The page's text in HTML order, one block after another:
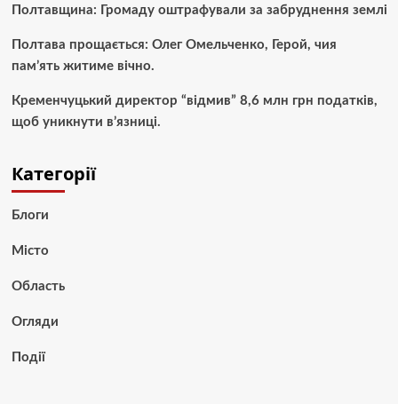
Полтавщина: Громаду оштрафували за забруднення землі
Полтава прощається: Олег Омельченко, Герой, чия
пам’ять житиме вічно.
Кременчуцький директор “відмив” 8,6 млн грн податків,
щоб уникнути в’язниці.
Категорії
Блоги
Місто
Область
Огляди
Події